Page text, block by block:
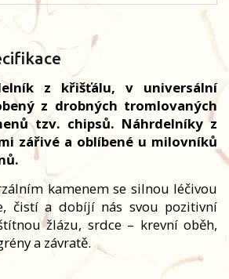
z křišťálu, v universální
z drobných tromlovaných
tzv. chipsů. Náhrdelníky z
zářivé a oblíbené u milovníků
kamenem se silnou léčivou
čistí a dobíjí nás svou pozitivní
žlázu, srdce – krevní oběh,
a závratě.